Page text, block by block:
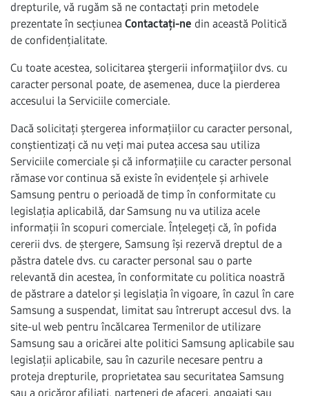
drepturile, vă rugăm să ne contactați prin metodele
prezentate în secțiunea Contactați-ne din această Politică
de confidențialitate.
Cu toate acestea, solicitarea ştergerii informaţiilor dvs. cu
caracter personal poate, de asemenea, duce la pierderea
accesului la Serviciile comerciale.
Dacă solicitați ștergerea informațiilor cu caracter personal,
conștientizați că nu veți mai putea accesa sau utiliza
Serviciile comerciale și că informațiile cu caracter personal
rămase vor continua să existe în evidențele și arhivele
Samsung pentru o perioadă de timp în conformitate cu
legislația aplicabilă, dar Samsung nu va utiliza acele
informații în scopuri comerciale. Înțelegeți că, în pofida
cererii dvs. de ștergere, Samsung își rezervă dreptul de a
păstra datele dvs. cu caracter personal sau o parte
relevantă din acestea, în conformitate cu politica noastră
de păstrare a datelor și legislația în vigoare, în cazul în care
Samsung a suspendat, limitat sau întrerupt accesul dvs. la
site-ul web pentru încălcarea Termenilor de utilizare
Samsung sau a oricărei alte politici Samsung aplicabile sau
legislații aplicabile, sau în cazurile necesare pentru a
proteja drepturile, proprietatea sau securitatea Samsung
sau a oricăror afiliați, parteneri de afaceri, angajați sau